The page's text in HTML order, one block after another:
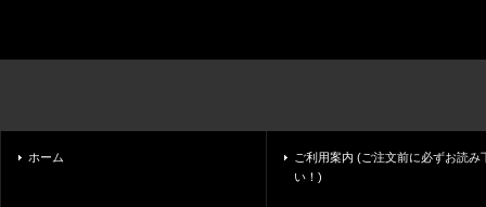
ホーム
ご利用案内 (ご注文前に必ずお読み
い！)